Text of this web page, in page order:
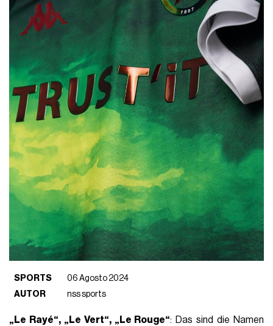
SPORTS
06 Agosto 2024
AUTOR
nss sports
„Le Rayé“, „Le Vert“, „Le Rouge“: Das sind die Namen